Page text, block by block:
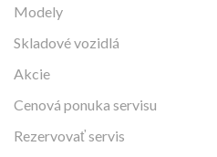
Modely
Skladové vozidlá
Akcie
Cenová ponuka servisu
Rezervovať servis